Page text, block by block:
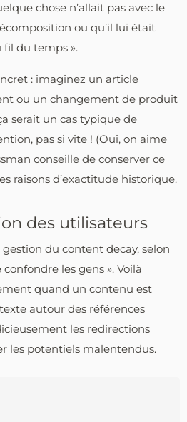
chose n’allait pas avec le
ou qu’il lui était
fil du temps ».
: imaginez un article
ou un changement de produit
serait un cas typique de
pas si vite ! (Oui, on aime
conseille de conserver ce
raisons d’exactitude historique.
des utilisateurs
du content decay, selon
les gens ». Voilà
quand un contenu est
autour des références
les redirections
les potentiels malentendus.